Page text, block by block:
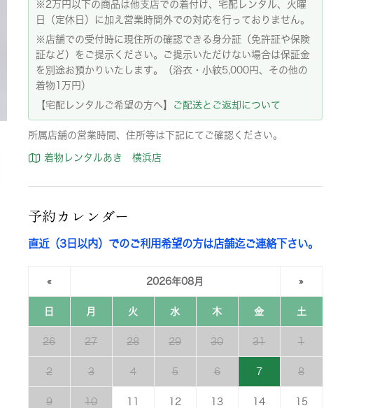
※2万円以下の商品は他支店での着付け、宅配レンタル、火曜
日（定休日）に加え営業時間外での対応を行っておりません。
※店舗での受付時に現住所の確認できる身分証（免許証や保険
証など）をご提示ください。ご提示いただけない場合は保証金
を別途お預かりいたします。（浴衣・小紋5,000円、その他の
着物1万円）
【宅配レンタルご希望の方へ】
ご配送とご返却について
所属店舗の営業時間、住所等は下記にてご確認ください。
着物レンタルあき 横浜店
予約カレンダー
直近（3日以内）でのご利用希望の方は店舗迄ご連絡下さい。
« 2026年08月 »
日 月 火 水 木 金 土
26 27 28 29 30 31 1
2 3 4 5 6 7 8
9 10 12 13 14 15